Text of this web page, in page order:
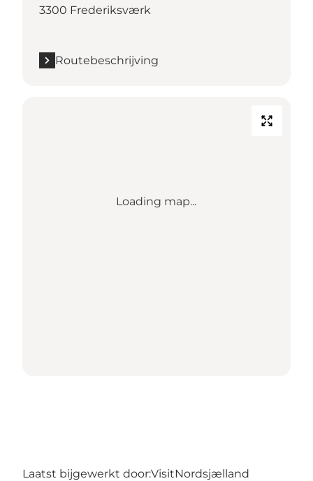
3300 Frederiksværk
Routebeschrijving
Loading map...
Laatst bijgewerkt door:VisitNordsjælland